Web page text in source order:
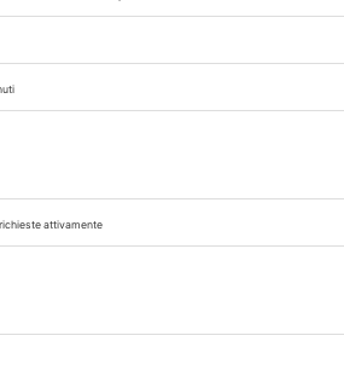
il triage in cane e
distinzione tra emergenza
corretto dei test
visita oftalmologica